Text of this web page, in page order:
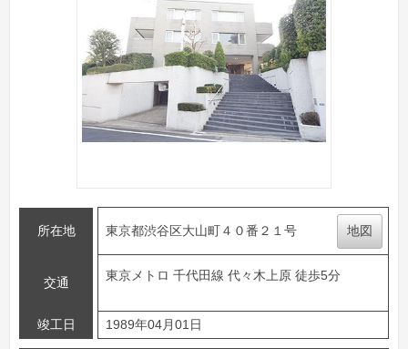
所在地 東京都渋谷区大山町４０番２１号 地図
交通
東京メトロ 千代田線 代々木上原 徒歩5分
竣工日 1989年04月01日